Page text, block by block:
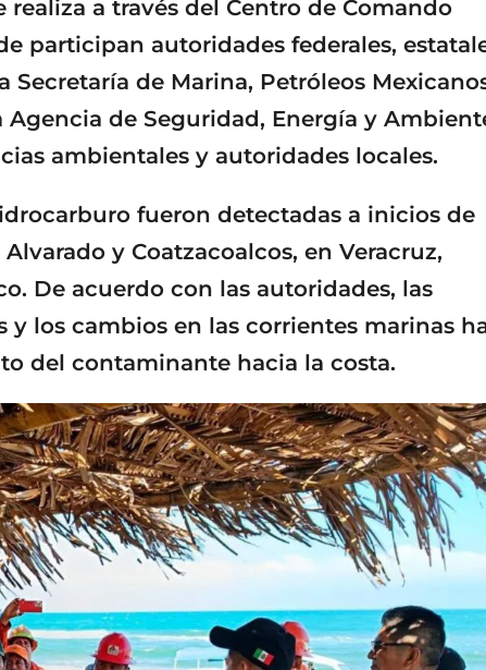
a través del Centro de Comando
participan autoridades federales,
Secretaría de Marina, Petróleos
Agencia de Seguridad, Energía y
ambientales y autoridades locales.
fueron detectadas a inicios de
y Coatzacoalcos, en Veracruz,
De acuerdo con las autoridades, las
los cambios en las corrientes marinas
del contaminante hacia la costa.